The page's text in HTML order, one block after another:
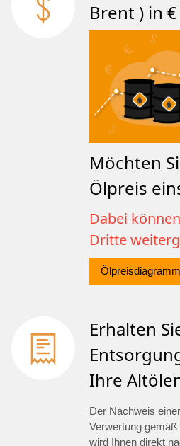
Brent ) in
Möchten
Ölpreis
Dabei
Dritte
Ölpreisdiagramm
Erhalten
Ihre
Der Nachweis
Verwertung
wird Ihnen direkt